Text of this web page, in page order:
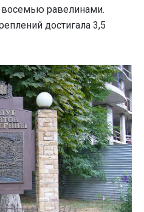
равелинами.
достигала 3,5